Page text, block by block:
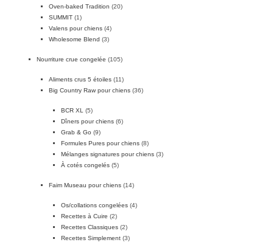
Oven-baked Tradition (20)
SUMMIT (1)
Valens pour chiens (4)
Wholesome Blend (3)
Nourriture crue congelée (105)
Aliments crus 5 étoiles (11)
Big Country Raw pour chiens (36)
BCR XL
(5)
Dîners pour chiens (6)
Grab & Go (9)
Formules Pures pour chiens (8)
Mélanges signatures pour chiens (3)
À cotés congelés (5)
Faim Museau pour chiens (14)
Os/collations congelées (4)
Recettes à Cuire (2)
Recettes Classiques (2)
Recettes Simplement (3)